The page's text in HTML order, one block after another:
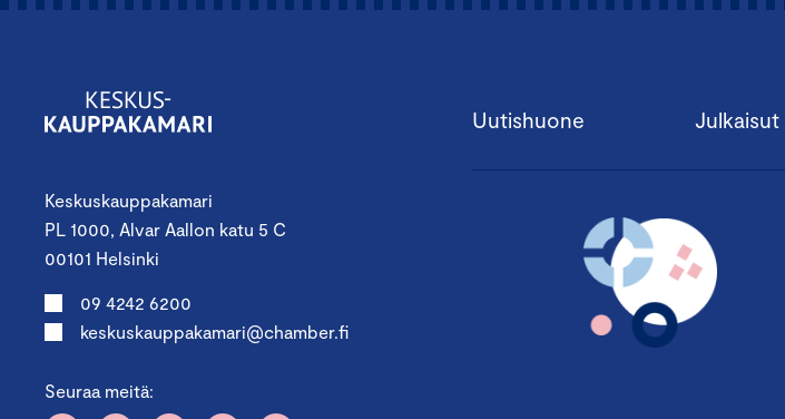
Keskuskauppakamari
PL 1000, Alvar Aallon katu 5 C
00101 Helsinki
09 4242 6200
keskuskauppakamari@chamber.fi
Seuraa meitä:
Uutishuone Julkaisut